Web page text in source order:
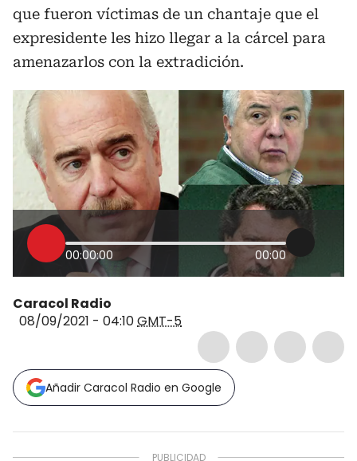
que fueron víctimas de un chantaje que el
expresidente les hizo llegar a la cárcel para
amenazarlos con la extradición.
00:00:00 00:00
Caracol Radio
08/09/2021 - 04:10GMT-5
Añadir Caracol Radio en Google